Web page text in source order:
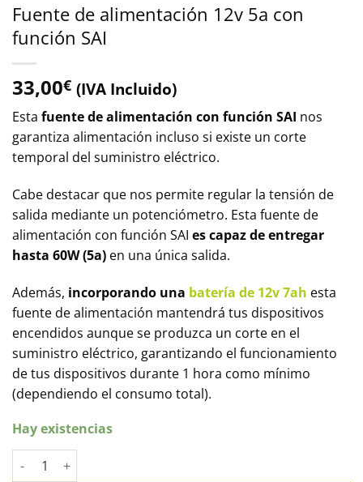
Fuente de alimentación 12v 5a con
función SAI
33,00€ (IVA Incluido)
Esta fuente de alimentación con función SAI nos
garantiza alimentación incluso si existe un corte
temporal del suministro eléctrico.
Cabe destacar que nos permite regular la tensión de
salida mediante un potenciómetro. Esta fuente de
alimentación con función SAI es capaz de entregar
hasta 60W (5a) en una única salida.
Además, incorporando una batería de 12v 7ah esta
fuente de alimentación mantendrá tus dispositivos
encendidos aunque se produzca un corte en el
suministro eléctrico, garantizando el funcionamiento
de tus dispositivos durante 1 hora como mínimo
(dependiendo el consumo total).
Hay existencias
Fuente de alimentación 12v 5a con función SAI cantidad